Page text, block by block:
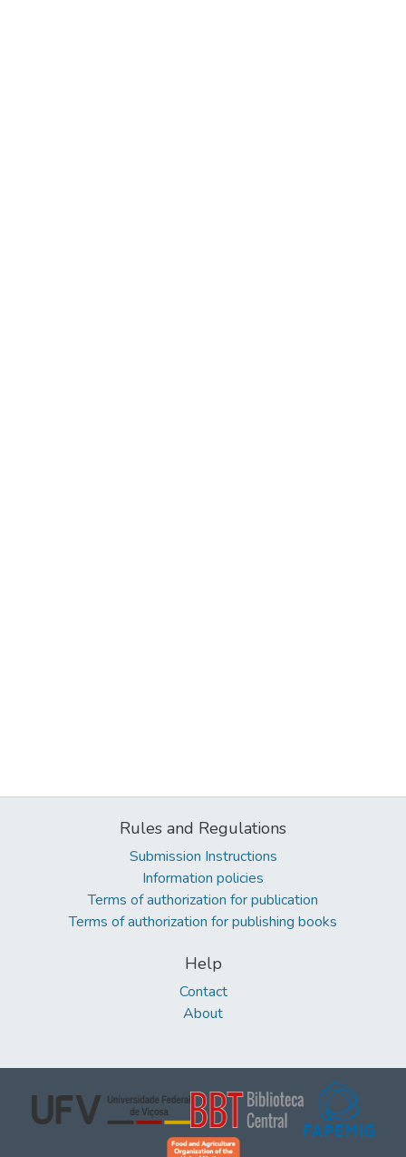
Rules and Regulations
Submission Instructions
Information policies
Terms of authorization for publication
Terms of authorization for publishing books
Help
Contact
About